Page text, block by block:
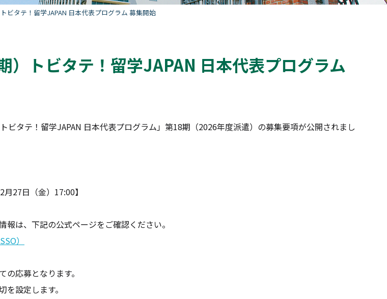
ビタテ！留学JAPAN 日本代表プログラム 募集開始
）トビタテ！留学JAPAN 日本代表プログラム
ビタテ！留学JAPAN 日本代表プログラム」第18期（2026年度派遣）の募集要項が公開されまし
27日（金）17:00】
は、下記の公式ページをご確認ください。
）
応募となります。
設定します。